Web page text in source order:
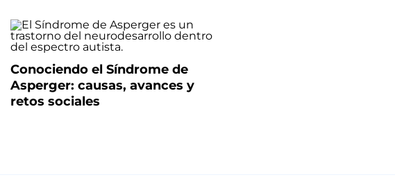
Conociendo el Síndrome de
Asperger: causas, avances y
retos sociales